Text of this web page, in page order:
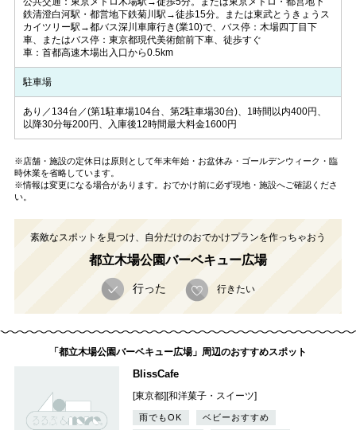
鉄清澄白河駅・都営地下鉄菊川駅→徒歩15分。または東武とうきょうス
カイツリー駅→都バス深川車庫行き(業10)で、バス停：木場四丁目下
車、またはバス停：東京都現代美術館前下車、徒歩すぐ
車：首都高速木場出入口から0.5km
駐車場
あり／134台／(第1駐車場104台、第2駐車場30台)、1時間以内400円、
以降30分毎200円、入庫後12時間最大料金1600円
※店舗・施設の定休日は原則として年末年始・お盆休み・ゴールデンウィーク・臨
時休業を省略しています。
※情報は変更になる場合があります。おでかけ前に必ず現地・施設へご確認くださ
い。
素敵なスポットを見つけ、自分だけのおでかけプランを作っちゃおう
都立木場公園バーベキュー広場
行った 行きたい
「都立木場公園バーベキュー広場」周辺のおすすめスポット
BlissCafe
[東京都][和洋菓子・スイーツ]
雨でもOK
ベビーおすすめ